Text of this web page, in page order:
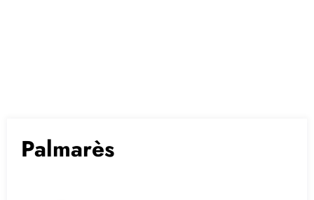
Palmarès